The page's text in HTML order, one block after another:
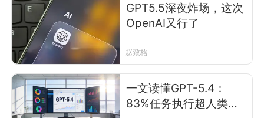
GPT5.5深夜炸场，这次
OpenAI又行了
赵致格
一文读懂GPT-5.4：
83%任务执行超人类专